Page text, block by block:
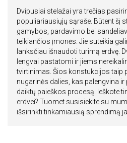
Dvipusiai stelažai yra trečias
populiariausiųjų sąraše. Būtent šį
gamybos, pardavimo bei
teikiančios įmonės. Jie suteikia
lanksčiau išnaudoti turimą erdvę.
lengvai pastatomi ir jiems
tvirtinimas. Šios konstukcijos taip
nugarinės dalies, kas palengvina
daiktų paieškos procesą. Ieškote
erdvei? Tuomet susisiekite su
išsirinkti tinkamiausią sprendimą